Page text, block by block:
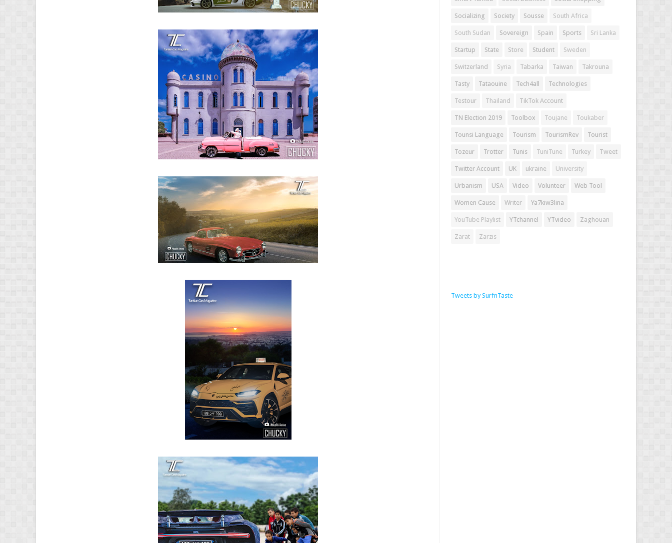
Socializing Society Sousse South Africa
South Sudan Sovereign Spain Sports Sri Lanka
Startup State Store Student Sweden
Switzerland Syria Tabarka Taiwan Takrouna
Tasty Tataouine Tech4all Technologies
Testour Thailand TikTok Account
TN Election 2019 Toolbox Toujane Toukaber
Tounsi Language Tourism TourismRev Tourist
Tozeur Trotter Tunis TuniTune Turkey Tweet
Twitter Account UK ukraine University
Urbanism USA Video Volunteer Web Tool
Women Cause Writer Ya7kiw3lina
YouTube Playlist YTchannel YTvideo Zaghouan
Zarat Zarzis
Tweets by SurfnTaste